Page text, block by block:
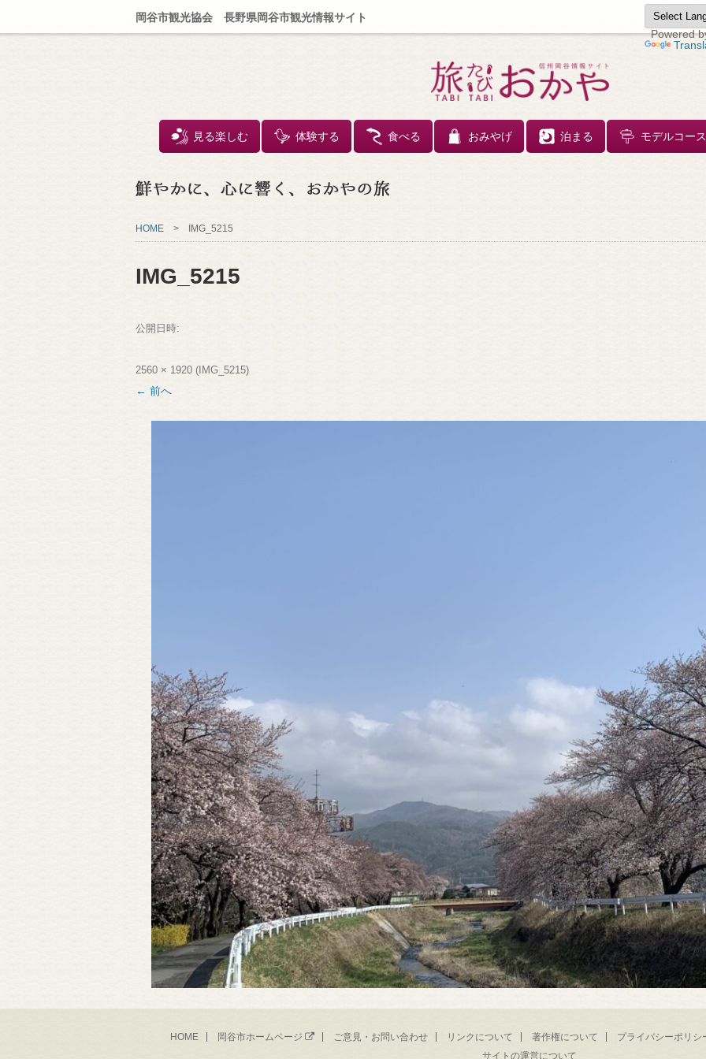
コンテンツへスキップ
見る楽しむ
体験する 食べる おみやげ 泊まる モデルコース
岡谷市観光協会 長野県岡谷市観光情報サイト
Powered
HOME > IMG_5215
IMG_5215
公開日時:
2560 × 1920 ( IMG_5215)
← 前へ
HOME 岡谷市ホームページ ご意見・お問い合わせ リンクについて 著作権について
プライバシーポリ
サイトの運営について